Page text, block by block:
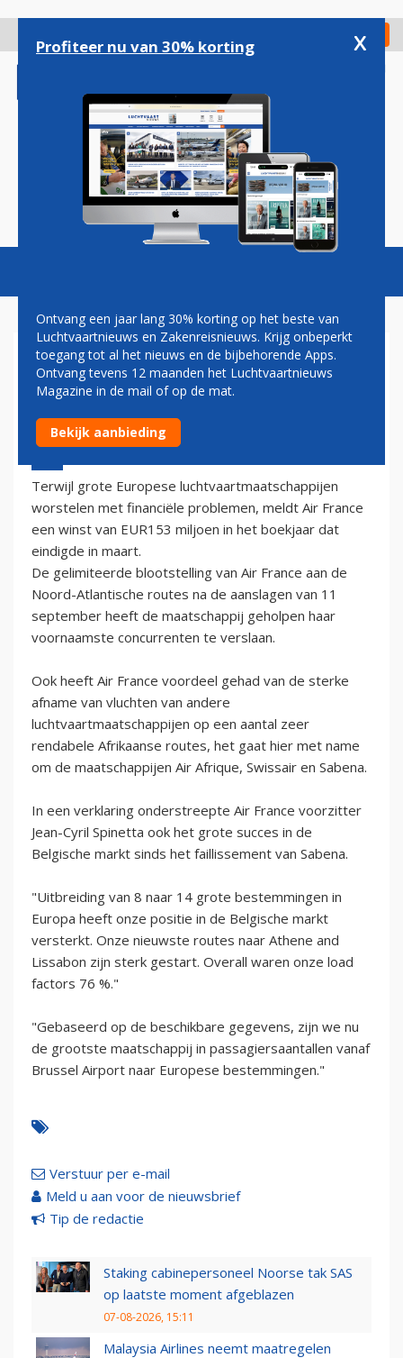
gaan
Check in
Magazine Podcasts Vacatures
AIR FRANCE STIJGT UIT
BOVEN RIVALEN
30 mei 2002 - 2:00
Terwijl grote Europese luchtvaartmaatschappijen
worstelen met financiële problemen, meldt Air France
een winst van EUR153 miljoen in het boekjaar dat
eindigde in maart.
De gelimiteerde blootstelling van Air France aan de
Noord-Atlantische routes na de aanslagen van 11
september heeft de maatschappij geholpen haar
voornaamste concurrenten te verslaan.
Ook heeft Air France voordeel gehad van de sterke
afname van vluchten van andere
luchtvaartmaatschappijen op een aantal zeer
rendabele Afrikaanse routes, het gaat hier met name
om de maatschappijen Air Afrique, Swissair en Sabena.
In een verklaring onderstreepte Air France voorzitter
Jean-Cyril Spinetta ook het grote succes in de
Belgische markt sinds het faillissement van Sabena.
"Uitbreiding van 8 naar 14 grote bestemmingen in
Europa heeft onze positie in de Belgische markt
versterkt. Onze nieuwste routes naar Athene and
Lissabon zijn sterk gestart. Overall waren onze load
factors 76 %."
"Gebaseerd op de beschikbare gegevens, zijn we nu
de grootste maatschappij in passagiersaantallen vanaf
Brussel Airport naar Europese bestemmingen."
Verstuur per e-mail
Meld u aan voor de nieuwsbrief
Tip de redactie
Staking cabinepersoneel Noorse tak SAS
op laatste moment afgeblazen
07-08-2026, 15:11
Malaysia Airlines neemt maatregelen
Profiteer nu van 30% korting x
Ontvang een jaar lang 30% korting op het beste van
Luchtvaartnieuws en Zakenreisnieuws. Krijg onbeperkt
toegang tot al het nieuws en de bijbehorende Apps.
Ontvang tevens 12 maanden het Luchtvaartnieuws
Magazine in de mail of op de mat.
Bekijk aanbieding